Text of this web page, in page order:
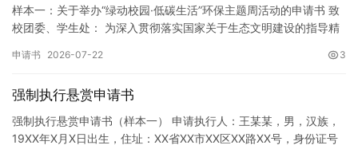
样本一：关于举办“绿动校园·低碳生活”环保主题周活动的申请书 致
校团委、学生处： 为深入贯彻落实国家关于生态文明建设的指导精
申请书 2026-07-22 3
强制执行悬赏申请书
强制执行悬赏申请书（样本一） 申请执行人：王某某，男，汉族，
19XX年X月X日出生，住址：XX省XX市XX区XX路XX号，身份证号